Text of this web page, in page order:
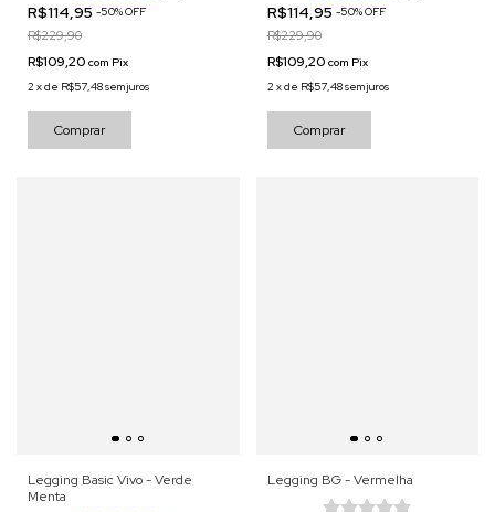
R$114,95 -50%OFF
R$229,90
R$109,20 com Pix
2 xde R$57,48sem juros
Comprar
R$114,95 -50%OFF
R$229,90
R$109,20 com Pix
2 xde R$57,48sem juros
Comprar
Legging Basic Vivo - Verde
Menta
Legging BG - Vermelha